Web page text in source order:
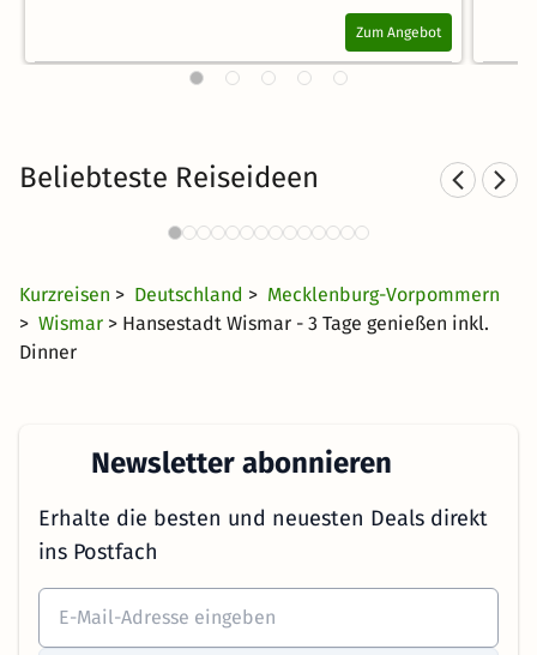
Zum Angebot
Beliebteste Reiseideen
33 CHF
Romantische Hotels in
Kurzreisen > Deutschland > Mecklenburg-Vorpommern
> Wismar > Hansestadt Wismar - 3 Tage genießen inkl.
Dinner
Newsletter abonnieren
Erhalte die besten und neuesten Deals direkt
ins Postfach